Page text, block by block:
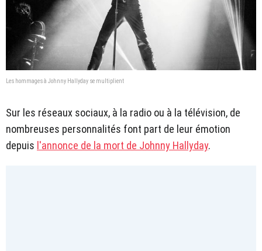
Les hommages à Johnny Hallyday se multiplient
Sur les réseaux sociaux, à la radio ou à la télévision, de
nombreuses personnalités font part de leur émotion
depuis l'annonce de la mort de Johnny Hallyday.